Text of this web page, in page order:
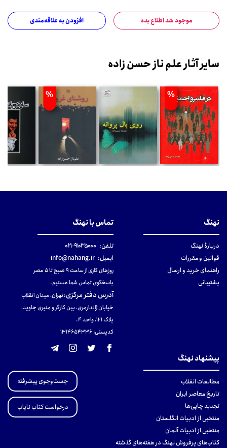
موجود شد اطلاع بده افزودن به علاقه‌مندی
سایر آثار علم ناز حسن زاده
%
%
نهنگ
دربارهٔ نهنگ
قوانین و مقررات
راهنمای خرید و ارسال
پشتیبانی
تماس با نهنگ
تلفن: ۹۱۰۳۵۰۰۰-۰۲۱
ایمیل: info@nahang.ir
روزهای کاری از ساعت ۹ صبح تا ۵ عصر
پاسخگوی تماس شما هستیم.
آدرس دفتر مرکزی:تهران، میدان انقلاب
خیابان ژاندارمری، بین کارگر و منیری جاوید،
پلاک 121، واحد ۴.
کدپستی: 131465433۶
پیشنهاد نهنگ
مطالعات انقلاب
تاریخ معاصر ایران
تجدید چاپی‌ها
منتخبی از ادبیات انگلستان
منتخبی از ادبیات آلمان
کتاب‌های پرفروش نهنگ در هفته‌های گذشته
جست‌وجوی پیشرفته
درخواست کتاب نایاب